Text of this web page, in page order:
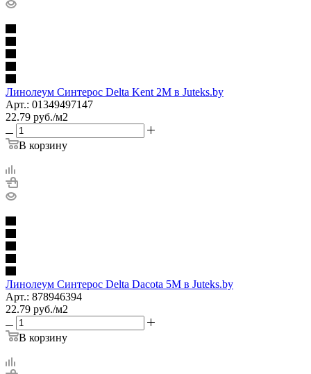
Линолеум Синтерос Delta Kent 2M в Juteks.by
Арт.: 01349497147
22.79 руб./м2
В корзину
Линолеум Синтерос Delta Dacota 5М в Juteks.by
Арт.: 878946394
22.79 руб./м2
В корзину